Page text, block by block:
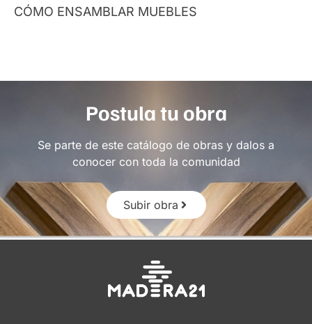
CÓMO ENSAMBLAR MUEBLES
Postula tu obra
Se parte de este catálogo de obras y dalos a
conocer con toda la comunidad
Subir obra